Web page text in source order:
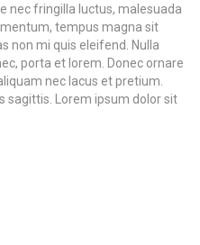
nec fringilla luctus, malesuada
tempus magna sit
non mi quis eleifend. Nulla
porta et lorem. Donec ornare
nec lacus et pretium.
sagittis. Lorem ipsum dolor sit